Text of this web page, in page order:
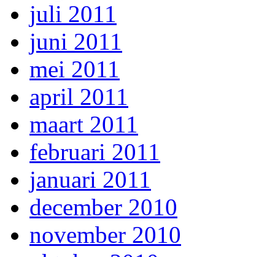
juli 2011
juni 2011
mei 2011
april 2011
maart 2011
februari 2011
januari 2011
december 2010
november 2010